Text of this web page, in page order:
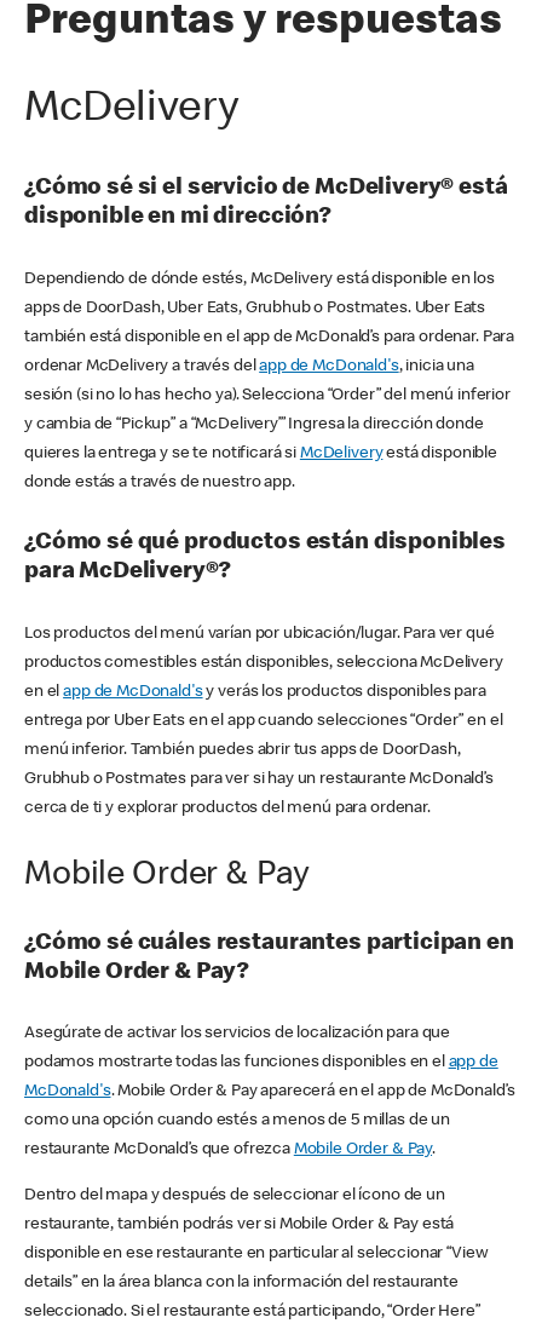
Preguntas y respuestas
McDelivery
¿Cómo sé si el servicio de McDelivery® está
disponible en mi dirección?
Dependiendo de dónde estés, McDelivery está disponible en los
apps de DoorDash, Uber Eats, Grubhub o Postmates. Uber Eats
también está disponible en el app de McDonald’s para ordenar. Para
ordenar McDelivery a través delapp de McDonald's, inicia una
sesión (si no lo has hecho ya). Selecciona “Order” del menú inferior
y cambia de “Pickup” a “McDelivery’” Ingresa la dirección donde
quieres la entrega y se te notificará si McDeliveryestá disponible
donde estás a través de nuestro app.
¿Cómo sé qué productos están disponibles
para McDelivery®?
Los productos del menú varían por ubicación/lugar. Para ver qué
productos comestibles están disponibles, selecciona McDelivery
en elapp de McDonald'sy verás los productos disponibles para
entrega por Uber Eats en el app cuando selecciones “Order” en el
menú inferior. También puedes abrir tus apps de DoorDash,
Grubhub o Postmates para ver si hay un restaurante McDonald’s
cerca de ti y explorar productos del menú para ordenar.
Mobile Order & Pay
¿Cómo sé cuáles restaurantes participan en
Mobile Order & Pay?
Asegúrate de activar los servicios de localización para que
podamos mostrarte todas las funciones disponibles en el app de
McDonald's. Mobile Order & Pay aparecerá en el app de McDonald’s
como una opción cuando estés a menos de 5 millas de un
restaurante McDonald’s que ofrezca Mobile Order & Pay.
Dentro del mapa y después de seleccionar el ícono de un
restaurante, también podrás ver si Mobile Order & Pay está
disponible en ese restaurante en particular al seleccionar “View
details” en la área blanca con la información del restaurante
seleccionado. Si el restaurante está participando, “Order Here”